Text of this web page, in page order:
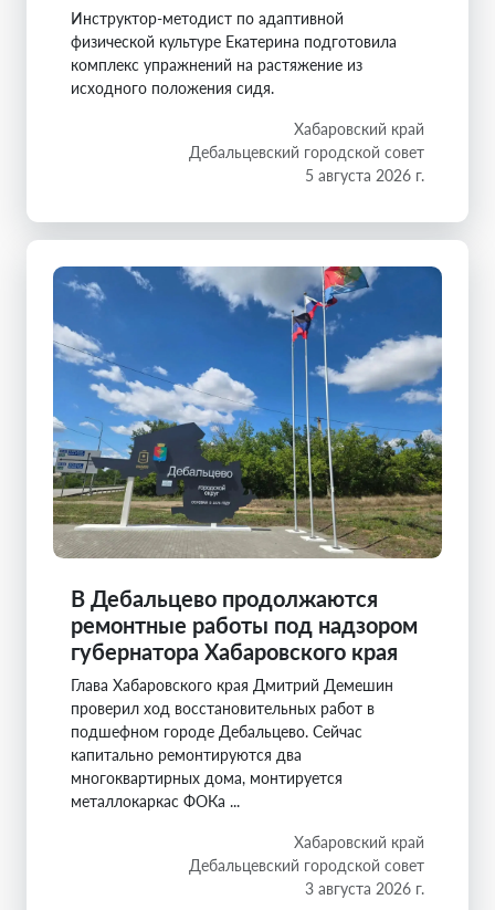
Инструктор-методист по адаптивной
физической культуре Екатерина подготовила
комплекс упражнений на растяжение из
исходного положения сидя.
Хабаровский край
Дебальцевский городской совет
5 августа 2026 г.
В Дебальцево продолжаются
ремонтные работы под надзором
губернатора Хабаровского края
Глава Хабаровского края Дмитрий Демешин
проверил ход восстановительных работ в
подшефном городе Дебальцево. Сейчас
капитально ремонтируются два
многоквартирных дома, монтируется
металлокаркас ФОКа ...
Хабаровский край
Дебальцевский городской совет
3 августа 2026 г.